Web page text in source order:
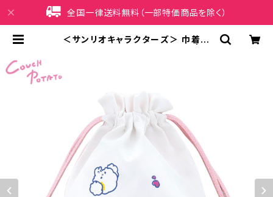
全国一律送料無料（一部特価商品を除く）
＜サンリオキャラクターズ＞ 巾着ポ